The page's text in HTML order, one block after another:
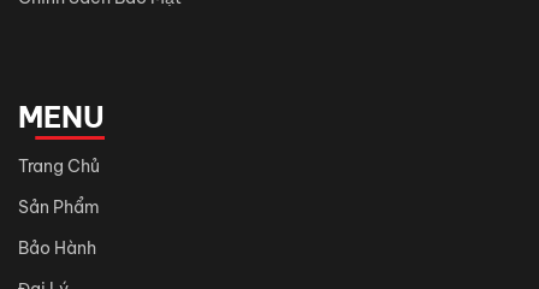
MENU
Trang Chủ
Sản Phẩm
Bảo Hành